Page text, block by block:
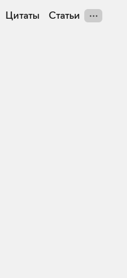
Цитаты Статьи